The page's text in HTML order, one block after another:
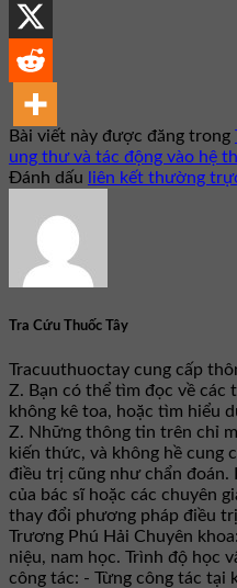
Bài viết này được đăng trong
ung thư và tác động vào hệ
Đánh dấu liên kết thường
Tra Cứu Thuốc Tây
Tracuuthuoctay cung cấp
Z. Bạn có thể tìm đọc về
không kê toa, hoặc tìm hiểu
Z. Những thông tin trên chỉ
kiến thức, và không hề cung
điều trị cũng như chẩn đoán.
của bác sĩ hoặc các chuyên
thay đổi phương pháp điều
Trương Phú Hải Chuyên
niệu, nam học. Trình độ học
công tác: - Từng công tác tại